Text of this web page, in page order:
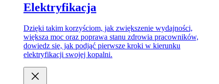
Elektryfikacja
Dzięki takim korzyściom, jak zwiększenie wydajności,
większa moc oraz poprawa stanu zdrowia pracowników,
dowiedz się, jak podjąć pierwsze kroki w kierunku
elektryfikacji swojej kopalni.